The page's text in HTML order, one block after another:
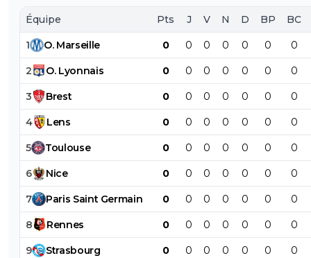
Équipe Pts J V N D BP BC
1 O. Marseille 0 0 0 0 0 0 0
2 O. Lyonnais 0 0 0 0 0 0 0
3 Brest 0 0 0 0 0 0 0
4 Lens 0 0 0 0 0 0 0
5 Toulouse 0 0 0 0 0 0 0
6 Nice 0 0 0 0 0 0 0
7 Paris Saint Germain 0 0 0 0 0 0 0
8 Rennes 0 0 0 0 0 0 0
9 Strasbourg 0 0 0 0 0 0 0